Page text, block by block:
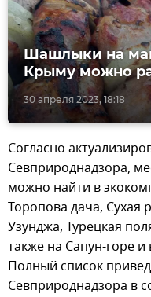
30 апреля 2023, 18:18
Шашлыки на
Крыму можно
Согласно
Севприроднадзора,
можно найти в
Торопова дача, Сухая
Узунджа, Турецкая
также на Сапун-горе
Полный список
Севприроднадзора в